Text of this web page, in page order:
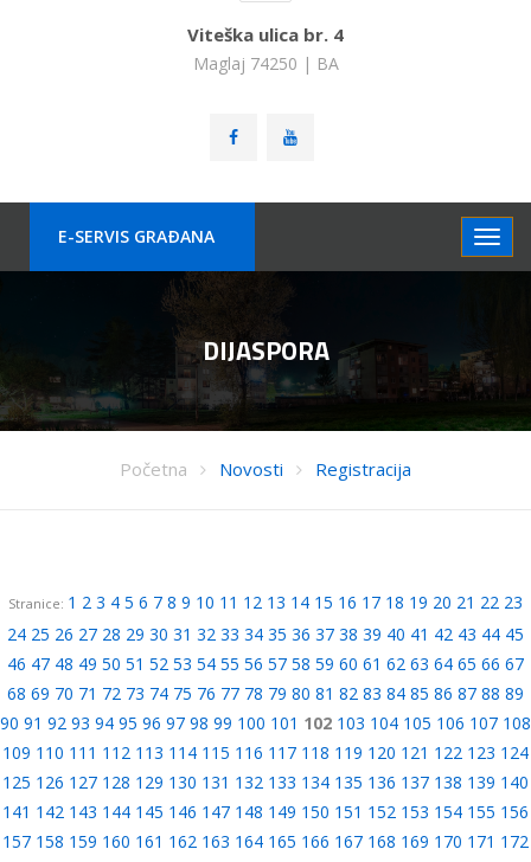
Viteška ulica br. 4
Maglaj 74250 | BA
E-SERVIS GRAÐANA
DIJASPORA
Početna Novosti Registracija
Stranice: 1 2 3 4 5 6 7 8 9 10 11 12 13 14 15 16 17 18 19 20 21 22 23
24 25 26 27 28 29 30 31 32 33 34 35 36 37 38 39 40 41 42 43 44 45
46 47 48 49 50 51 52 53 54 55 56 57 58 59 60 61 62 63 64 65 66 67
68 69 70 71 72 73 74 75 76 77 78 79 80 81 82 83 84 85 86 87 88 89
90 91 92 93 94 95 96 97 98 99 100 101 102 103 104 105 106 107 108
109 110 111 112 113 114 115 116 117 118 119 120 121 122 123 124
125 126 127 128 129 130 131 132 133 134 135 136 137 138 139 140
141 142 143 144 145 146 147 148 149 150 151 152 153 154 155 156
157 158 159 160 161 162 163 164 165 166 167 168 169 170 171 172